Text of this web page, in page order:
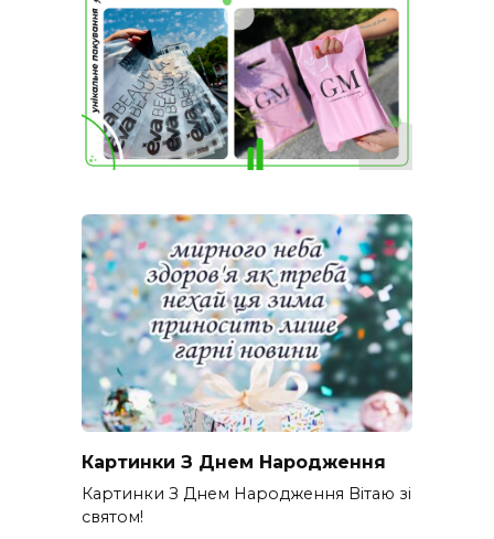
Картинки З Днем Народження
Картинки З Днем Народження Вітаю зі
святом!